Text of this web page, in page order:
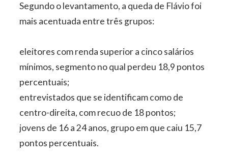
Segundo o levantamento, a queda de Flávio foi
mais acentuada entre três grupos:
eleitores com renda superior a cinco salários
mínimos, segmento no qual perdeu 18,9 pontos
percentuais;
entrevistados que se identificam como de
centro-direita, com recuo de 18 pontos;
jovens de 16 a 24 anos, grupo em que caiu 15,7
pontos percentuais.